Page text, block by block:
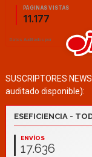
SUSCRIPTORES
auditado disponible):